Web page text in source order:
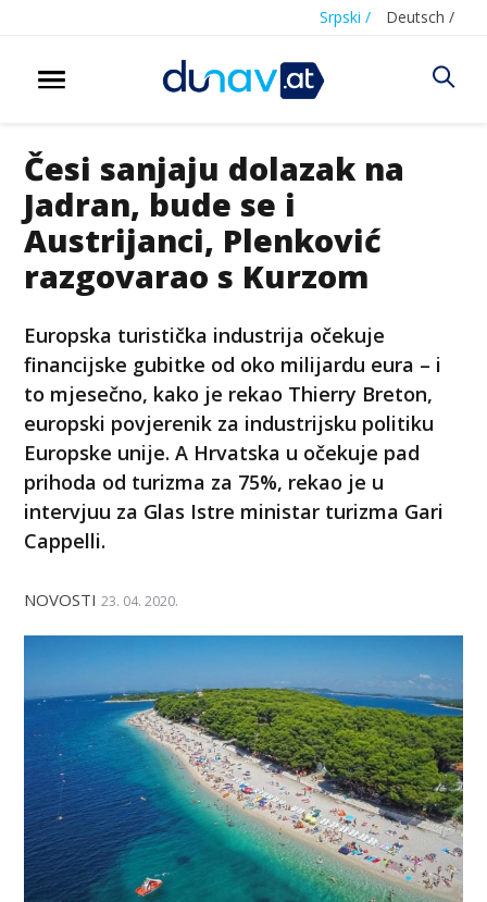
Srpski / Deutsch /
Česi sanjaju dolazak na
Jadran, bude se i
Austrijanci, Plenković
razgovarao s Kurzom
Europska turistička industrija očekuje
financijske gubitke od oko milijardu eura – i
to mjesečno, kako je rekao Thierry Breton,
europski povjerenik za industrijsku politiku
Europske unije. A Hrvatska u očekuje pad
prihoda od turizma za 75%, rekao je u
intervjuu za Glas Istre ministar turizma Gari
Cappelli.
NOVOSTI 23. 04. 2020.